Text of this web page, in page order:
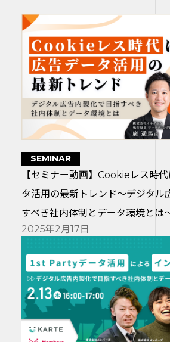
SEMINAR
【セミナー動画】Cookieレス時
タ活用の最新トレンド〜デジタル
すべき社内体制とデータ環境とは
2025年2月17日